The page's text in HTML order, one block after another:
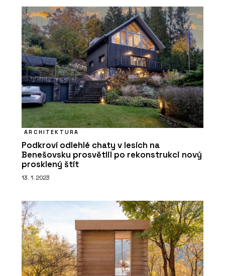
ARCHITEKTURA
Podkroví odlehlé chaty v lesích na
Benešovsku prosvětlil po rekonstrukci nový
prosklený štít
13. 1. 2023